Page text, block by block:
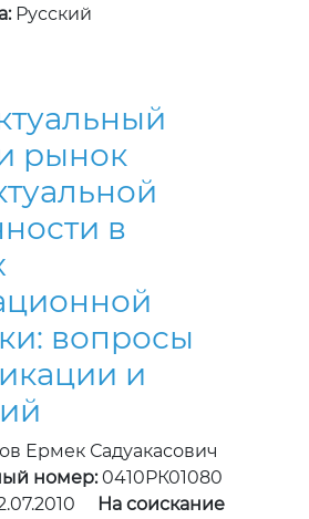
Русский
рынок
в
вопросы
и
Ермек Садуакасович
номер:0410РК01080
На соискание